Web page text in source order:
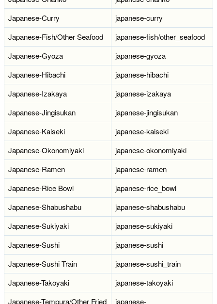
Japanese-Curry
japanese-curry
Japanese-Fish/Other Seafood
japanese-fish/other_seafood
Japanese-Gyoza
japanese-gyoza
Japanese-Hibachi
japanese-hibachi
Japanese-Izakaya
japanese-izakaya
Japanese-Jingisukan
japanese-jingisukan
Japanese-Kaiseki
japanese-kaiseki
Japanese-Okonomiyaki
japanese-okonomiyaki
Japanese-Ramen
japanese-ramen
Japanese-Rice Bowl
japanese-rice_bowl
Japanese-Shabushabu
japanese-shabushabu
Japanese-Sukiyaki
japanese-sukiyaki
Japanese-Sushi
japanese-sushi
Japanese-Sushi Train
japanese-sushi_train
Japanese-Takoyaki
japanese-takoyaki
Japanese-Tempura/Other Fried
japanese-